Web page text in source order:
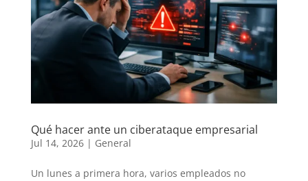
Qué hacer ante un ciberataque empresarial
Jul 14, 2026| General
Un lunes a primera hora, varios empleados no